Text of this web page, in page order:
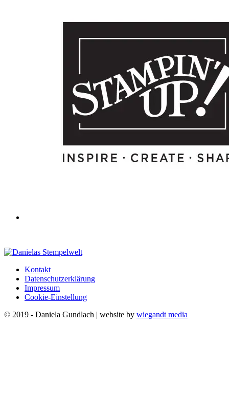
Kontakt
Datenschutzerklärung
Impressum
Cookie-Einstellung
© 2019 - Daniela Gundlach | website by wiegandt media